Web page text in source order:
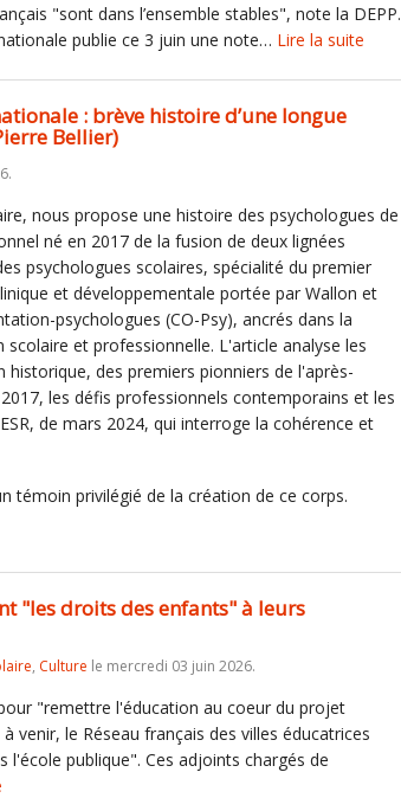
"sont dans l’ensemble stables", note la DEPP.
publie ce 3 juin une note… Lire la suite
: brève histoire d’une longue
Bellier)
nous propose une histoire des psychologues de
né en 2017 de la fusion de deux lignées
psychologues scolaires, spécialité du premier
et développementale portée par Wallon et
psychologues (CO-Psy), ancrés dans la
et professionnelle. L'article analyse les
des premiers pionniers de l'après-
les défis professionnels contemporains et les
de mars 2024, qui interroge la cohérence et
témoin privilégié de la création de ce corps.
"les droits des enfants" à leurs
, Culture le mercredi 03 juin 2026.
"remettre l'éducation au coeur du projet
venir, le Réseau français des villes éducatrices
l'école publique". Ces adjoints chargés de